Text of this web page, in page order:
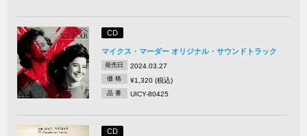
CD
マイクス・マーダー オリジナル・サウンドトラック
発売日 2024.03.27
価 格 ¥1,320 (税込)
品 番 UICY-80425
CD